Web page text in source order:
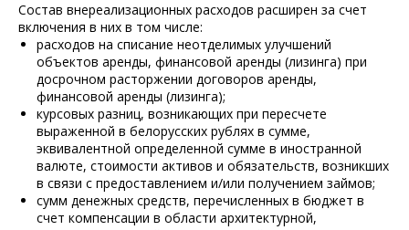
Состав внереализационных расходов расширен за счет
включения в них в том числе:
расходов на списание неотделимых улучшений
объектов аренды, финансовой аренды (лизинга) при
досрочном расторжении договоров аренды,
финансовой аренды (лизинга);
курсовых разниц, возникающих при пересчете
выраженной в белорусских рублях в сумме,
эквивалентной определенной сумме в иностранной
валюте, стоимости активов и обязательств, возникших
в связи с предоставлением и/или получением займов;
сумм денежных средств, перечисленных в бюджет в
счет компенсации в области архитектурной,